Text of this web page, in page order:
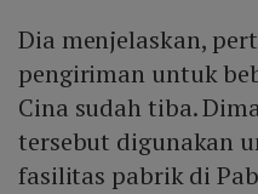
Dia menjelaskan,
pengiriman untuk
Cina sudah tiba.
tersebut digunakan
fasilitas pabrik di